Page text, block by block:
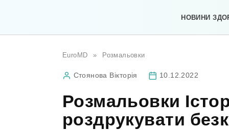
НОВИНИ
EuroMD » Розмальовки
Стоянова Вікторія 10.12.2022
Розмальовки
роздрукувати